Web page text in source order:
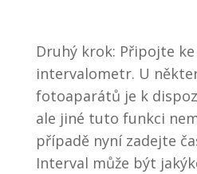
Druhý krok: Připojte
intervalometr. U
fotoaparátů je k
ale jiné tuto funkci
případě nyní zadejte
Interval může být